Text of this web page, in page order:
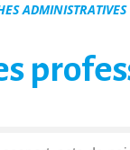
ADMINISTRATIVES